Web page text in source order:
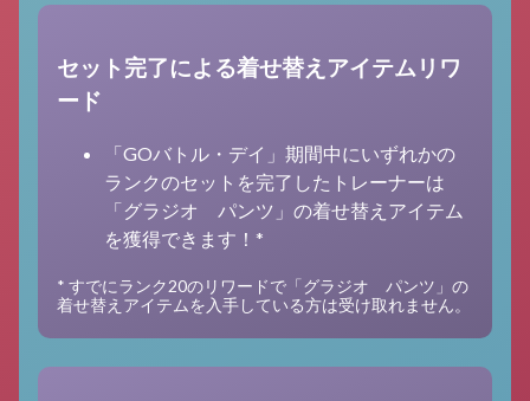
セット完了による着せ替えアイテムリワ
ード
「GOバトル・デイ」期間中にいずれかの
ランクのセットを完了したトレーナーは
「グラジオ パンツ」の着せ替えアイテム
を獲得できます！*
* すでにランク20のリワードで「グラジオ パンツ」の
着せ替えアイテムを入手している方は受け取れません。